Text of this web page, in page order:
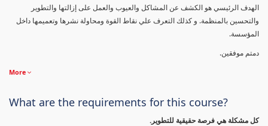
الهدف الرئيسي هو الكشف عن المشاكل والعيوب والعمل على إزالتها والتطوير
والتحسين بالمنظمة. و كذلك التعرف علي نقاط القوة ومحاولة نشرها وتعميمها داخل
المؤسسة.
دمتم موفقين.
More
What are the requirements for this course?
كل مشكلة هي فرصة حقيقية للتطوير.